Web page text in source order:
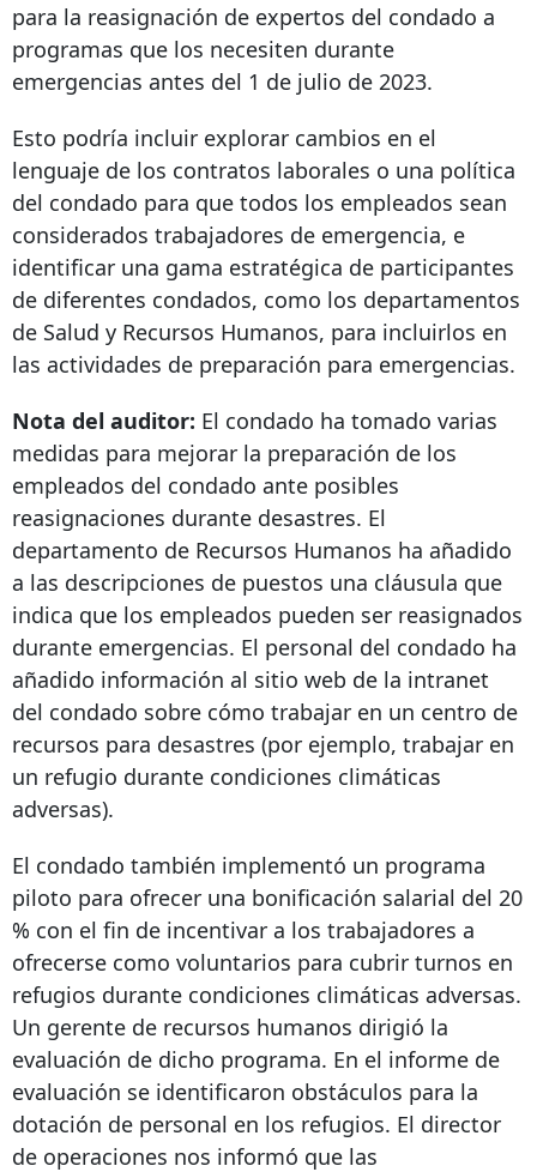
para la reasignación de expertos del condado a
programas que los necesiten durante
emergencias antes del 1 de julio de 2023.
Esto podría incluir explorar cambios en el
lenguaje de los contratos laborales o una política
del condado para que todos los empleados sean
considerados trabajadores de emergencia, e
identificar una gama estratégica de participantes
de diferentes condados, como los departamentos
de Salud y Recursos Humanos, para incluirlos en
las actividades de preparación para emergencias.
Nota del auditor: El condado ha tomado varias
medidas para mejorar la preparación de los
empleados del condado ante posibles
reasignaciones durante desastres. El
departamento de Recursos Humanos ha añadido
a las descripciones de puestos una cláusula que
indica que los empleados pueden ser reasignados
durante emergencias. El personal del condado ha
añadido información al sitio web de la intranet
del condado sobre cómo trabajar en un centro de
recursos para desastres (por ejemplo, trabajar en
un refugio durante condiciones climáticas
adversas).
El condado también implementó un programa
piloto para ofrecer una bonificación salarial del 20
% con el fin de incentivar a los trabajadores a
ofrecerse como voluntarios para cubrir turnos en
refugios durante condiciones climáticas adversas.
Un gerente de recursos humanos dirigió la
evaluación de dicho programa. En el informe de
evaluación se identificaron obstáculos para la
dotación de personal en los refugios. El director
de operaciones nos informó que las